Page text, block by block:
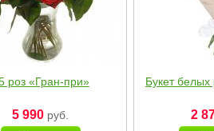
роз «Гран-при»
5 990 руб.
Букет
2